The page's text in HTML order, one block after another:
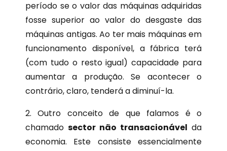
período se o valor das máquinas adquiridas
fosse superior ao valor do desgaste das
máquinas antigas. Ao ter mais máquinas em
funcionamento disponível, a fábrica terá
(com tudo o resto igual) capacidade para
aumentar a produção. Se acontecer o
contrário, claro, tenderá a diminuí-la.
2. Outro conceito de que falamos é o
chamado sector não transacionável da
economia. Este consiste essencialmente